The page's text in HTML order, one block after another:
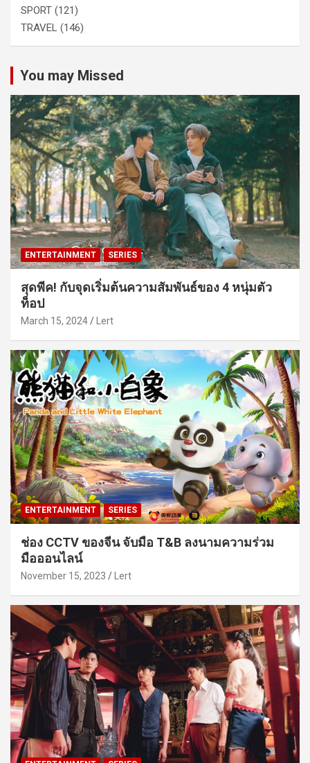
SPORT (121)
TRAVEL (146)
You may Missed
ENTERTAINMENT SERIES
สุดพีค! กับจุดเริ่มต้นความสัมพันธ์ของ 4 หนุ่มตัว
ท็อป
March 15, 2024 Lert
ENTERTAINMENT SERIES
ช่อง CCTV ของจีน จับมือ T&B ลงนามความร่วม
มือออนไลน์
November 15, 2023 Lert